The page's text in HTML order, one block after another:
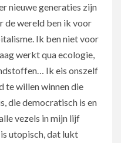
nieuwe generaties zijn
de wereld ben ik voor
Ik ben niet voor
werkt qua ecologie,
Ik eis onszelf
te willen winnen die
die democratisch is en
vezels in mijn lijf
utopisch, dat lukt